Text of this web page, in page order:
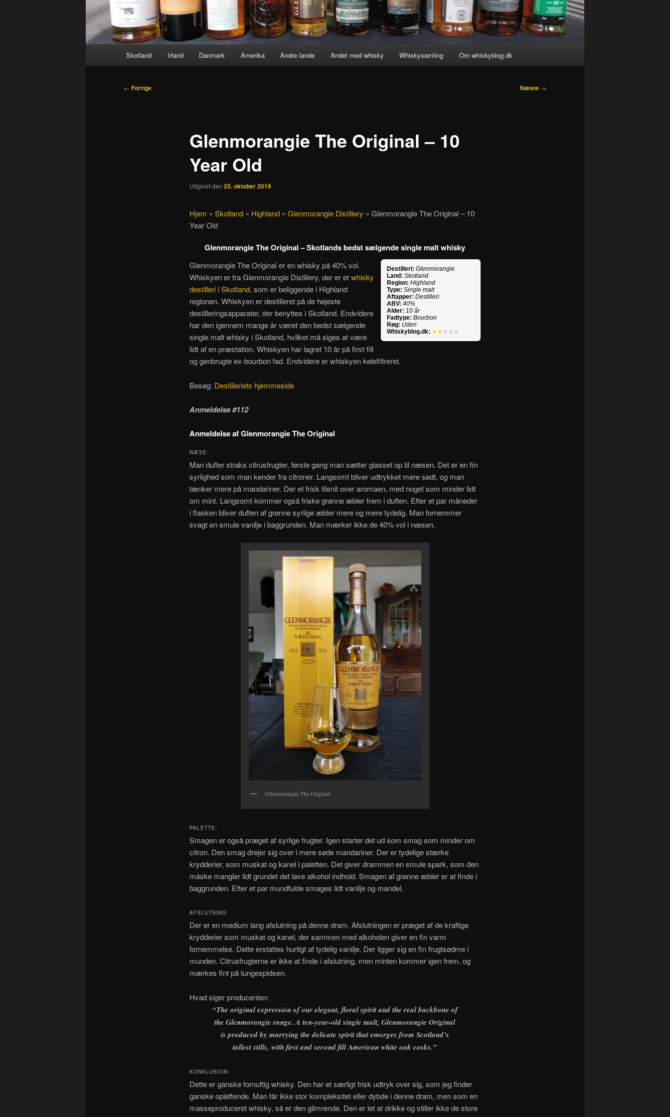
Skotland Irland Danmark Amerika Andre lande Andet med whisky Whiskysamling Om whiskyblog.dk
Indlægsnavigation
← Forrige Næste →
Glenmorangie The Original – 10
Year Old
Udgivet den 25. oktober 2019
Hjem » Skotland» Highland» Glenmorangie Distillery » Glenmorangie The Original – 10
Year Old
Glenmorangie The Original – Skotlands bedst sælgende single malt whisky
Destilleri: Glenmorangie
Land: Skotland
Region: Highland
Type: Single malt
Aftapper: Destilleri
ABV: 40%
Alder: 10 år
Fadtype: Bourbon
Røg: Uden
Whiskyblog.dk: ★★ ★★★
Glenmorangie The Original er en whisky på 40% vol.
Whiskyen er fra Glenmorangie Distillery, der er etwhisky
destilleri i Skotland, som er beliggende i Highland
regionen. Whiskyen er destilleret på de højeste
destilleringsapparater, der benyttes i Skotland. Endvidere
har den igennem mange år været den bedst sælgende
single malt whisky i Skotland, hvilket må siges at være
lidt af en præstation. Whiskyen har lagret 10 år på first fill
og genbrugte ex-bourbon fad. Endvidere er whiskyen kølefiltreret.
Besøg: Destilleriets hjemmeside
Anmeldelse #112
Anmeldelse af Glenmorangie The Original
NÆSE:
Man dufter straks citrusfrugter, første gang man sætter glasset op til næsen. Det er en fin
syrlighed som man kender fra citroner. Langsomt bliver udtrykket mere sødt, og man
tænker mere på mandariner. Der et frisk tilsnit over aromaen, med noget som minder lidt
om mint. Langsomt kommer også friske grønne æbler frem i duften. Efter et par måneder
i flasken bliver duften af grønne syrlige æbler mere og mere tydelig. Man fornemmer
svagt en smule vanilje i baggrunden. Man mærker ikke de 40% vol i næsen.
Glenmorangie The Original
PALETTE:
Smagen er også præget af syrlige frugter. Igen starter det ud som smag som minder om
citron. Den smag drejer sig over i mere søde mandariner. Der er tydelige stærke
krydderier, som muskat og kanel i paletten. Det giver drammen en smule spark, som den
måske mangler lidt grundet det lave alkohol indhold. Smagen af grønne æbler er at finde i
baggrunden. Efter et par mundfulde smages lidt vanilje og mandel.
AFSLUTNING:
Der er en medium lang afslutning på denne dram. Afslutningen er præget af de kraftige
krydderier som muskat og kanel, der sammen med alkoholen giver en fin varm
fornemmelse. Dette erstattes hurtigt af tydelig vanilje. Der ligger sig en fin frugtsødme i
munden. Citrusfrugterne er ikke at finde i afslutning, men minten kommer igen frem, og
mærkes fint på tungespidsen.
Hvad siger producenten:
“The original expression of our elegant, floral spirit and the real backbone of
the Glenmorangie range. A ten-year-old single malt, Glenmorangie Original
is produced by marrying the delicate spirit that emerges from Scotland’s
tallest stills, with first and second fill American white oak casks.”
KONKLUSION:
Dette er ganske fornuftig whisky. Den har et særligt frisk udtryk over sig, som jeg finder
ganske opløftende. Man får ikke stor kompleksitet eller dybde i denne dram, men som en
masseproduceret whisky, så er den glimrende. Den er let at drikke og stiller ikke de store